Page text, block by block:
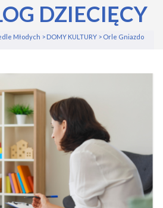
DZIECIĘCY
Młodych > DOMY KULTURY > Orle Gniazdo